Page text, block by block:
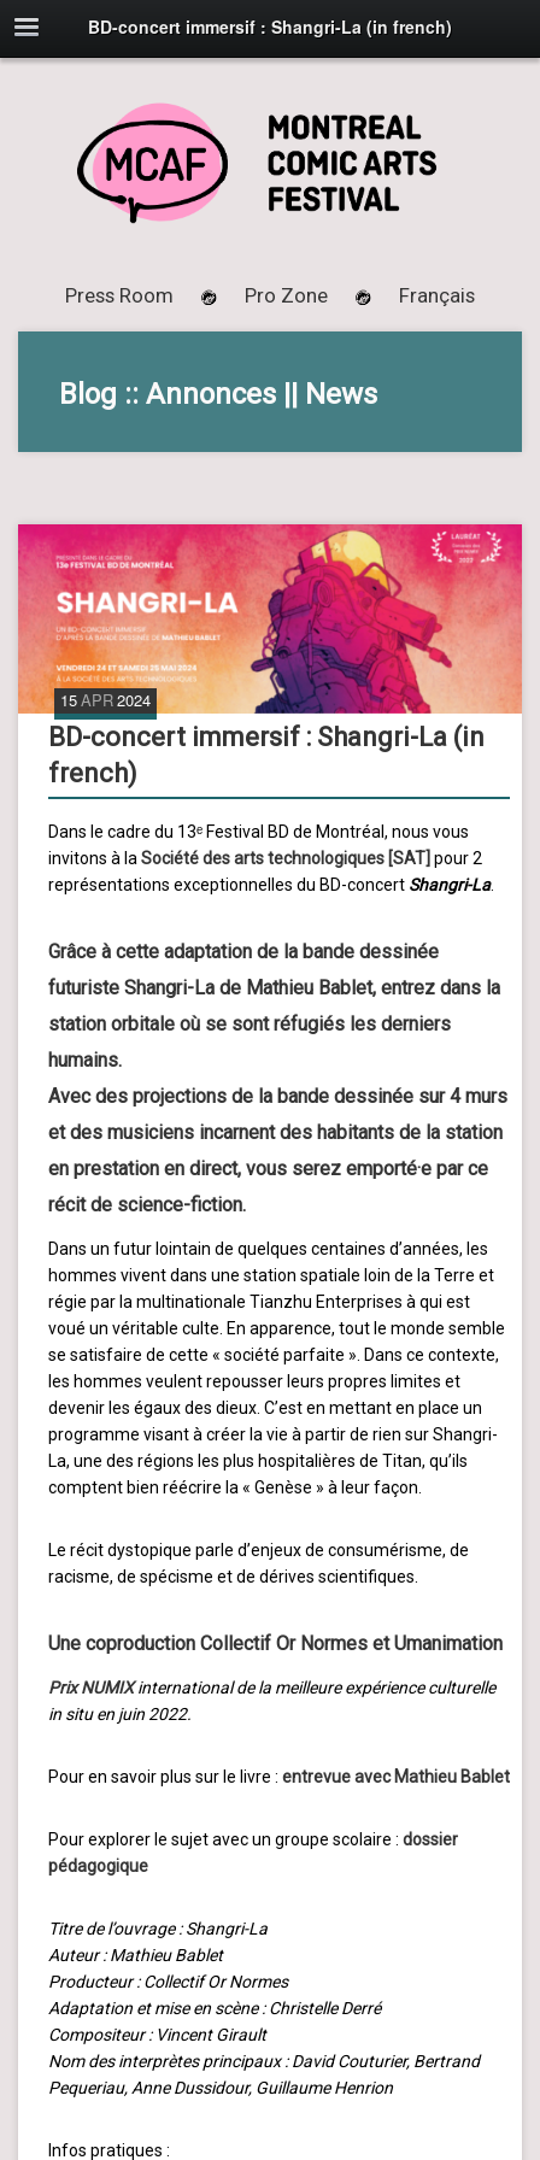
BD-concert immersif : Shangri-La (in french)
Press Room Pro Zone Français
Blog :: Annonces || News
15APR2024
BD-concert immersif : Shangri-La (in
french)
Dans le cadre du 13ᵉ Festival BD de Montréal, nous vous
invitons à la Société des arts technologiques [SAT] pour 2
représentations exceptionnelles du BD-concert Shangri-La.
Grâce à cette adaptation de la bande dessinée
futuriste Shangri-La de Mathieu Bablet, entrez dans la
station orbitale où se sont réfugiés les derniers
humains.
Avec des projections de la bande dessinée sur 4 murs
et des musiciens incarnent des habitants de la station
en prestation en direct, vous serez emporté·e par ce
récit de science-fiction.
Dans un futur lointain de quelques centaines d’années, les
hommes vivent dans une station spatiale loin de la Terre et
régie par la multinationale Tianzhu Enterprises à qui est
voué un véritable culte. En apparence, tout le monde semble
se satisfaire de cette « société parfaite ». Dans ce contexte,
les hommes veulent repousser leurs propres limites et
devenir les égaux des dieux. C’est en mettant en place un
programme visant à créer la vie à partir de rien sur Shangri-
La, une des régions les plus hospitalières de Titan, qu’ils
comptent bien réécrire la « Genèse » à leur façon.
Le récit dystopique parle d’enjeux de consumérisme, de
racisme, de spécisme et de dérives scientifiques.
Une coproduction Collectif Or Normes etUmanimation
Prix NUMIXinternational de la meilleure expérience culturelle
in situ en juin 2022.
Pour en savoir plus sur le livre : entrevue avec Mathieu Bablet
Pour explorer le sujet avec un groupe scolaire : dossier
pédagogique
Titre de l’ouvrage : Shangri-La
Auteur : Mathieu Bablet
Producteur : Collectif Or Normes
Adaptation et mise en scène : Christelle Derré
Compositeur : Vincent Girault
Nom des interprètes principaux : David Couturier, Bertrand
Pequeriau, Anne Dussidour, Guillaume Henrion
Infos pratiques :